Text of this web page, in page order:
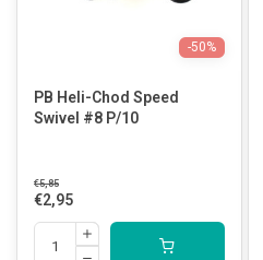
-50%
PB Heli-Chod Speed
Swivel #8 P/10
€5,85
€2,95